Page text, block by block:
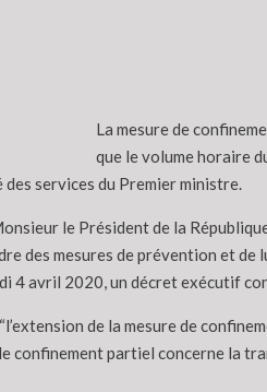
La mesure de
que le volume horaire
des services du Premier ministre.
le Président de la
des mesures de prévention et
4 avril 2020, un décret exécutif
de la mesure de
confinement partiel concerne la